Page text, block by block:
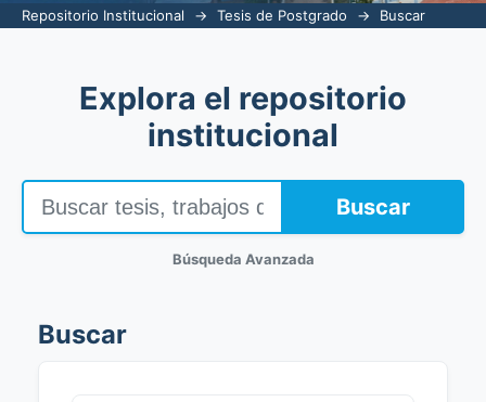
Repositorio Institucional → Tesis de Postgrado → Buscar
Explora el repositorio
institucional
Buscar
Búsqueda Avanzada
Buscar